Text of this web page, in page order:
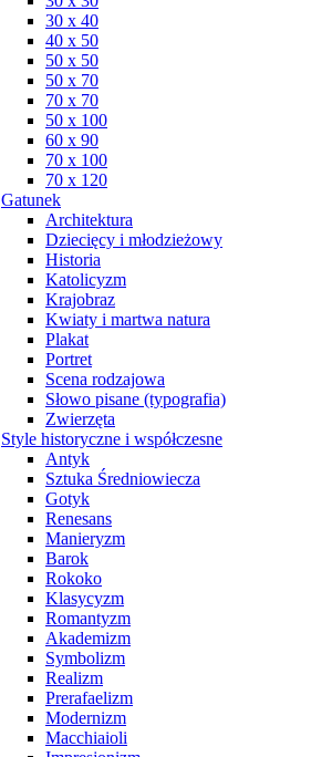
30 x 40
40 x 50
50 x 50
50 x 70
70 x 70
50 x 100
60 x 90
70 x 100
70 x 120
Gatunek
Architektura
Dziecięcy i młodzieżowy
Historia
Katolicyzm
Krajobraz
Kwiaty i martwa natura
Plakat
Portret
Scena rodzajowa
Słowo pisane (typografia)
Zwierzęta
Style historyczne i współczesne
Antyk
Sztuka Średniowiecza
Gotyk
Renesans
Manieryzm
Barok
Rokoko
Klasycyzm
Romantyzm
Akademizm
Symbolizm
Realizm
Prerafaelizm
Modernizm
Macchiaioli